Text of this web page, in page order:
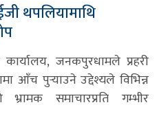
थपलियामाथि
जनकपुरधामले प्रहरी
आँच पुर्‍याउने उद्देश्यले विभिन्न
समाचारप्रति गम्भीर